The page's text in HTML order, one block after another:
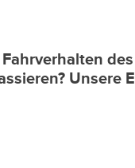
Unsere